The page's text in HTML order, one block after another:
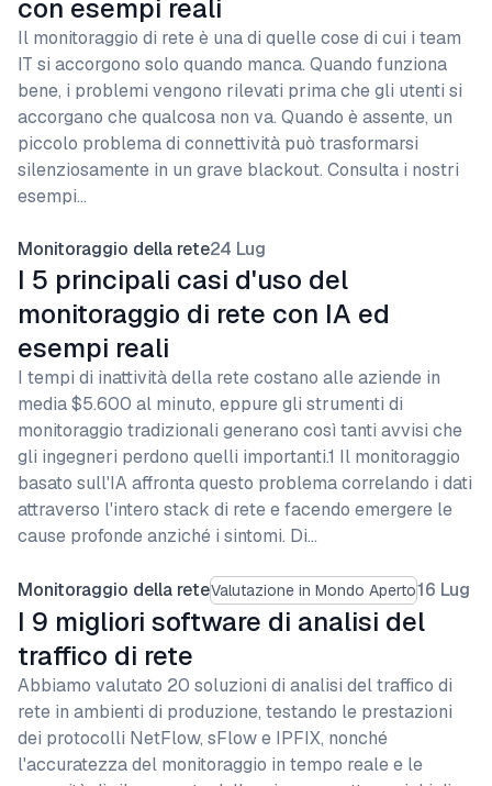
con esempi reali
Il monitoraggio di rete è una di quelle cose di cui i team
IT si accorgono solo quando manca. Quando funziona
bene, i problemi vengono rilevati prima che gli utenti si
accorgano che qualcosa non va. Quando è assente, un
piccolo problema di connettività può trasformarsi
silenziosamente in un grave blackout. Consulta i nostri
esempi…
Monitoraggio della rete24 Lug
I 5 principali casi d'uso del
monitoraggio di rete con IA ed
esempi reali
I tempi di inattività della rete costano alle aziende in
media $5.600 al minuto, eppure gli strumenti di
monitoraggio tradizionali generano così tanti avvisi che
gli ingegneri perdono quelli importanti.1 Il monitoraggio
basato sull'IA affronta questo problema correlando i dati
attraverso l'intero stack di rete e facendo emergere le
cause profonde anziché i sintomi. Di…
Monitoraggio della reteValutazione in Mondo Aperto16 Lug
I 9 migliori software di analisi del
traffico di rete
Abbiamo valutato 20 soluzioni di analisi del traffico di
rete in ambienti di produzione, testando le prestazioni
dei protocolli NetFlow, sFlow e IPFIX, nonché
l'accuratezza del monitoraggio in tempo reale e le